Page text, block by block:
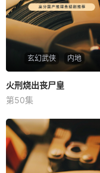
玄幻武侠 内地
火刑烧出丧尸皇
未知
火刑烧出丧尸皇
第50集